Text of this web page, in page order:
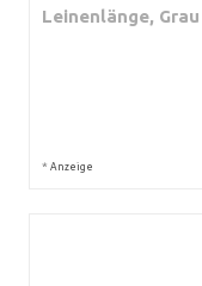
Leinenlänge, Grau
* Anzeige